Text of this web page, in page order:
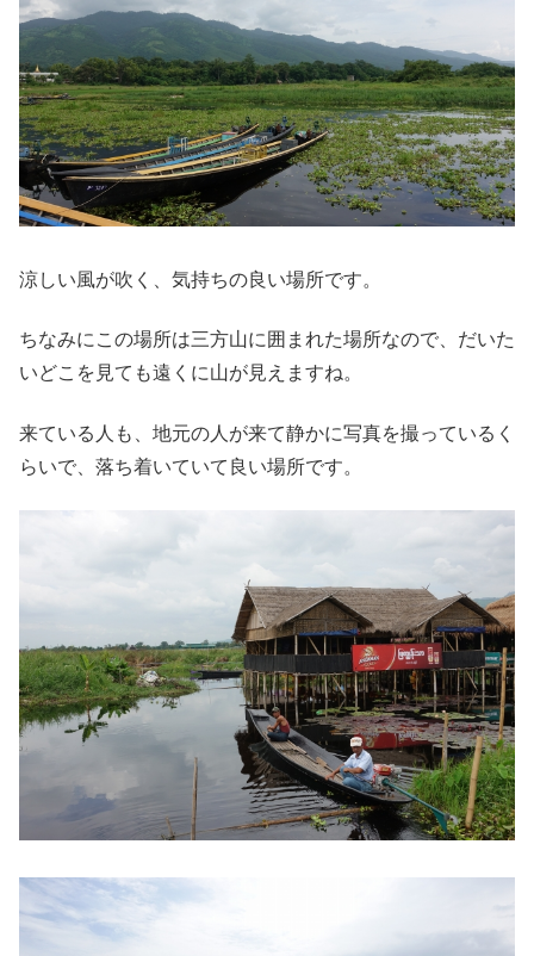
涼しい風が吹く、気持ちの良い場所です。
ちなみにこの場所は三方山に囲まれた場所なので、だいた
いどこを見ても遠くに山が見えますね。
来ている人も、地元の人が来て静かに写真を撮っているく
らいで、落ち着いていて良い場所です。